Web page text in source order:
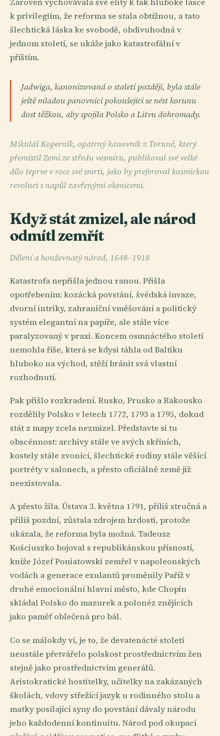
Zároveň vychovávala své elity k tak hluboké lásce
k privilegiím, že reforma se stala obtížnou, a tato
šlechtická láska ke svobodě, obdivuhodná v
jednom století, se ukáže jako katastrofální v
příštím.
Jadwiga, kanonizovaná o staletí později, byla stále
ještě mladou panovnicí pokoušející se nést korunu
dost těžkou, aby spojila Polsko a Litvu dohromady.
Mikuláš Koperník, opatrný kanovník z Toruně, který
přemístil Zemi ze středu vesmíru, publikoval své velké
dílo teprve v roce své smrti, jako by preferoval kosmickou
revoluci s napůl zavřenými okenicemi.
Když stát zmizel, ale národ
odmítl zemřít
Dělení a houževnatý národ, 1648–1918
Katastrofa nepřišla jednou ranou. Přišla
opotřebením: kozácká povstání, švédská invaze,
dvorní intriky, zahraniční vměšování a politický
systém elegantní na papíře, ale stále více
paralyzovaný v praxi. Koncem osmnáctého století
nemohla říše, která se kdysi táhla od Baltiku
hluboko na východ, stěží bránit svá vlastní
rozhodnutí.
Pak přišlo rozkradení. Rusko, Prusko a Rakousko
rozdělily Polsko v letech 1772, 1793 a 1795, dokud
stát z mapy zcela nezmizel. Představte si tu
obscénnost: archivy stále ve svých skříních,
kostely stále zvonící, šlechtické rodiny stále věšící
portréty v salonech, a přesto oficiálně země již
neexistovala.
A přesto žila. Ústava 3. května 1791, příliš stručná a
příliš pozdní, zůstala zdrojem hrdosti, protože
ukázala, že reforma byla možná. Tadeusz
Kościuszko bojoval s republikánskou přísností,
kníže Józef Poniatowski zemřel v napoleonských
vodách a generace exulantů proměnily Paříž v
druhé emocionální hlavní město, kde Chopin
skládal Polsko do mazurek a polonéz znějících
jako paměť oblečená pro bál.
Co se málokdy ví, je to, že devatenácté století
neustále přetvářelo polskost prostřednictvím žen
stejně jako prostřednictvím generálů.
Aristokratické hostitelky, učitelky na zakázaných
školách, vdovy střežící jazyk u rodinného stolu a
matky posílající syny do povstání dávaly národu
jeho každodenní kontinuitu. Národ pod okupací